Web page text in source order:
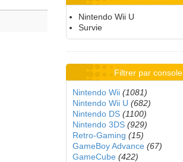
Nintendo Wii U
Survie
Filtrer par console
Nintendo Wii (1081)
Nintendo Wii U (682)
Nintendo DS (1100)
Nintendo 3DS (929)
Retro-Gaming (15)
GameBoy Advance (67)
GameCube (422)